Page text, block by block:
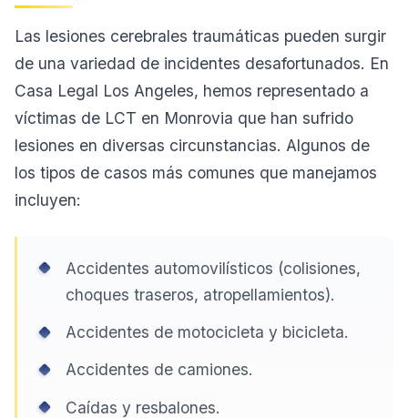
Las lesiones cerebrales traumáticas pueden surgir
de una variedad de incidentes desafortunados. En
Casa Legal Los Angeles, hemos representado a
víctimas de LCT en Monrovia que han sufrido
lesiones en diversas circunstancias. Algunos de
los tipos de casos más comunes que manejamos
incluyen:
Accidentes automovilísticos (colisiones,
choques traseros, atropellamientos).
Accidentes de motocicleta y bicicleta.
Accidentes de camiones.
Caídas y resbalones.